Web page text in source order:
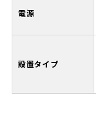
電源
設置タイプ